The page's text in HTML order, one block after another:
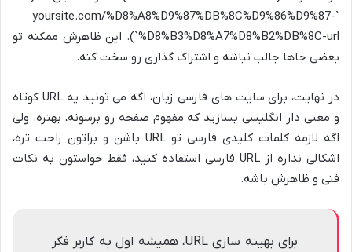
`yoursite.com/%D8%A8%D9%87%DB%8C%D9%86%D9%87-
%D8%B3%D8%A7%D8%B2%DB%8C-url`). این ظاهرش ممکنه تو
بعضی جاها جالب نباشه و اشتراک گذاری رو سخت کنه.
در نهایت، برای سایت های فارسی زبان، اگه می تونید یه URL کوتاه
و معنی دار انگلیسی بسازید که مفهوم صفحه رو برسونه، بهتره. ولی
اگه لازمه کلمات کلیدی فارسی تو URL باشن و براتون راحت تره،
اشکالی نداره از URL فارسی استفاده کنید، فقط حواستون به نکات
فنی و ظاهرش باشه.
برای بهینه سازی URL، همیشه اول به کاربر فکر